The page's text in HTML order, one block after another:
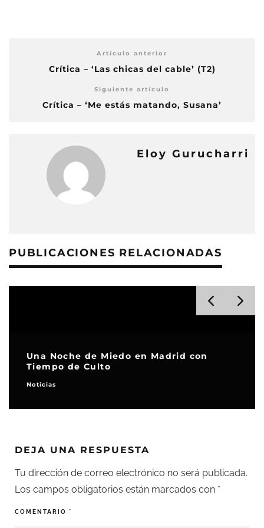
Artículo anterior
Crítica – ‘Las chicas del cable’ (T2)
Siguiente artículo
Crítica – ‘Me estás matando, Susana’
Eloy Gurucharri
PUBLICACIONES RELACIONADAS
Alex Proyas, invitado de honor de la VII
edición de Nocturna Madrid
Noticias
DEJA UNA RESPUESTA
Tu dirección de correo electrónico no será publicada.
Los campos obligatorios están marcados con *
COMENTARIO *